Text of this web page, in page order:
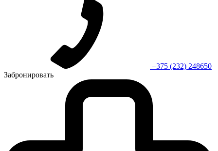
+375 (232) 248650
Забронировать